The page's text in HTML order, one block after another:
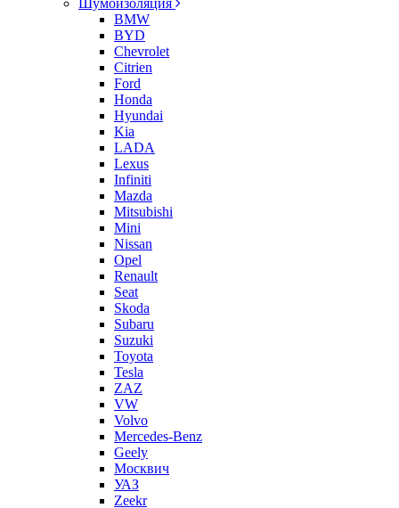
Шумоизоляция
BMW
BYD
Chevrolet
Citrien
Ford
Honda
Hyundai
Kia
LADA
Lexus
Infiniti
Mazda
Mitsubishi
Mini
Nissan
Opel
Renault
Seat
Skoda
Subaru
Suzuki
Toyota
Tesla
ZAZ
VW
Volvo
Mercedes-Benz
Geely
Москвич
УАЗ
Zeekr